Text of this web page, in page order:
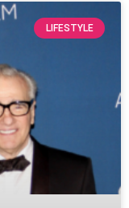
LIFESTYLE